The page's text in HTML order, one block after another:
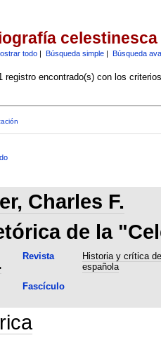
celestinesca
todo| Búsqueda simple| Búsqueda
registro encontrado(s) con los
Charles F.
de la
Revista
Historia y crítica
española
Fascículo